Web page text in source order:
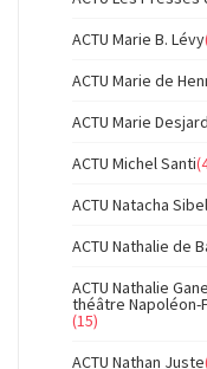
ACTU Marie B. Lévy
ACTU Marie de
ACTU Marie
ACTU Michel Santi
ACTU Natacha
ACTU Nathalie de
ACTU Nathalie
théâtre Napoléon-
(15)
ACTU Nathan Juste